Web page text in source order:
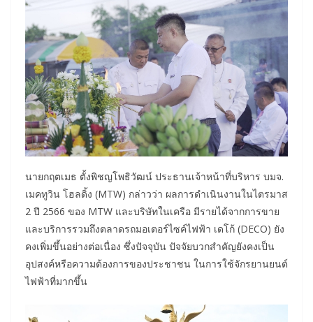
นายกฤตเมธ ตั้งพิชญโพธิวัฒน์ ประธานเจ้าหน้าที่บริหาร บมจ.
เมคทูวิน โฮลดิ้ง (MTW) กล่าวว่า ผลการดำเนินงานในไตรมาส
2 ปี 2566 ของ MTW และบริษัทในเครือ มีรายได้จากการขาย
และบริการรวมถึงตลาดรถมอเตอร์ไซค์ไฟฟ้า เดโก้ (DECO) ยัง
คงเพิ่มขึ้นอย่างต่อเนื่อง ซึ่งปัจจุบัน ปัจจัยบวกสำคัญยังคงเป็น
อุปสงค์หรือความต้องการของประชาชน ในการใช้จักรยานยนต์
ไฟฟ้าที่มากขึ้น